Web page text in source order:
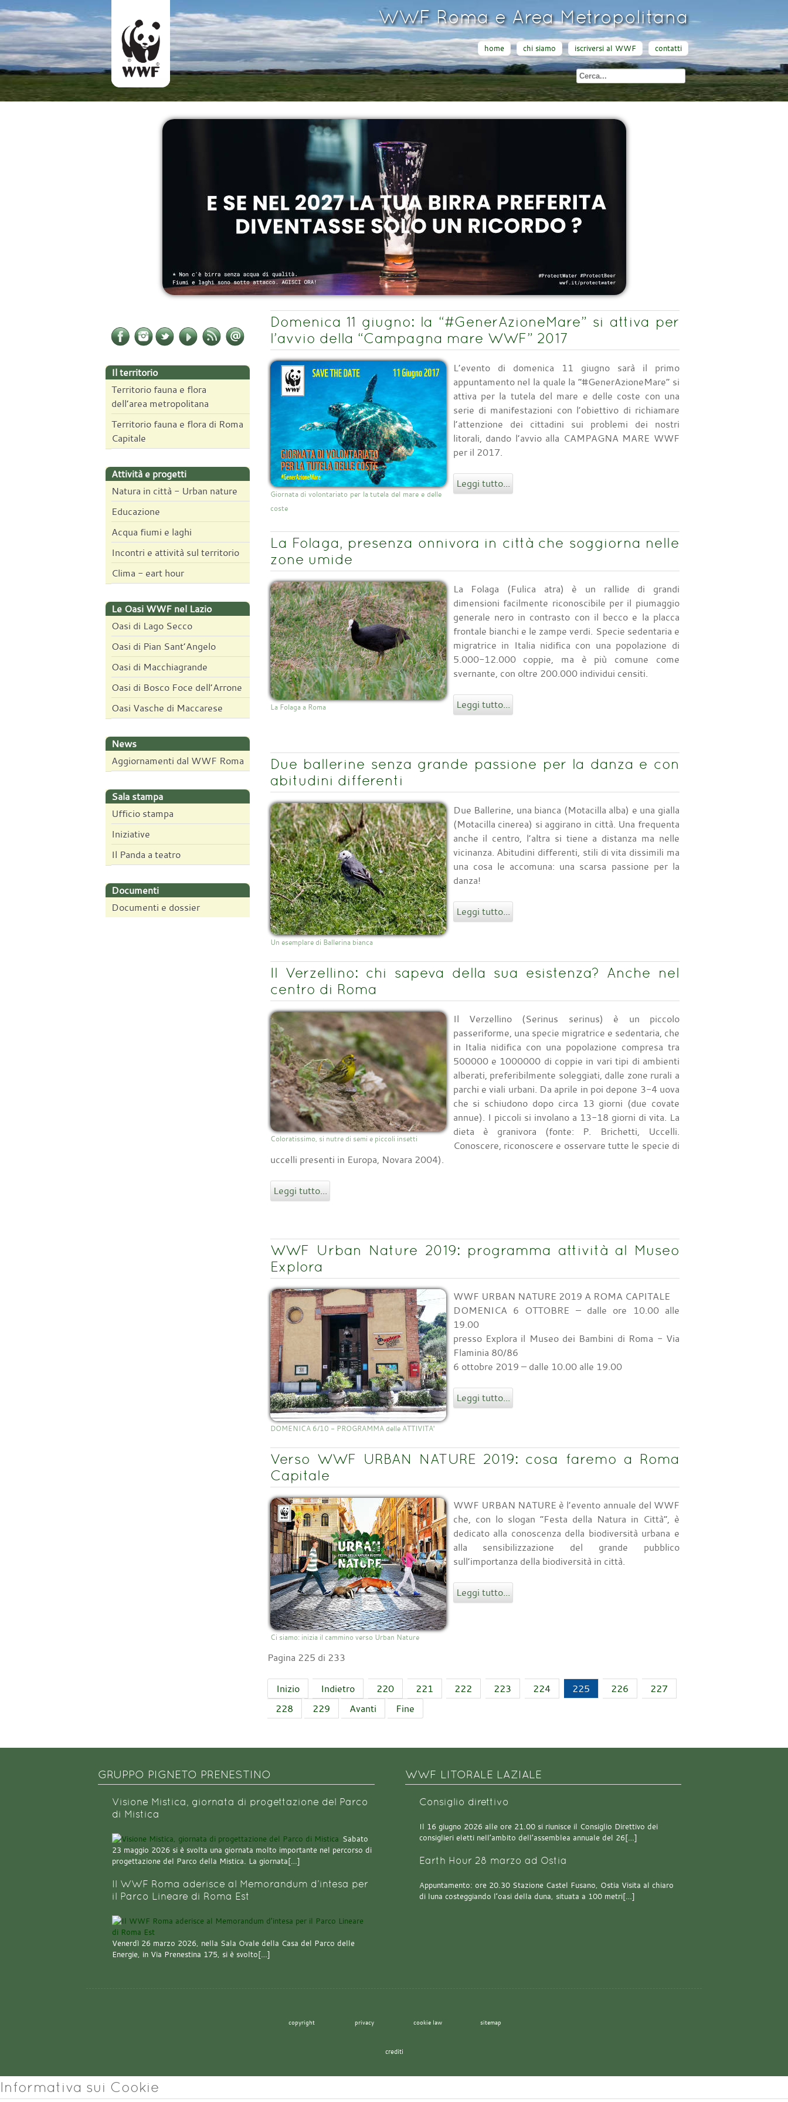
WWF Roma e Area Metropolitana
home chi siamo iscriversi al WWF contatti
Il territorio
Territorio fauna e flora
dell’area metropolitana
Territorio fauna e flora di Roma
Capitale
Attività e progetti
Natura in città - Urban nature
Educazione
Acqua fiumi e laghi
Incontri e attività sul territorio
Clima - eart hour
Le Oasi WWF nel Lazio
Oasi di Lago Secco
Oasi di Pian Sant’Angelo
Oasi di Macchiagrande
Oasi di Bosco Foce dell’Arrone
Oasi Vasche di Maccarese
News
Aggiornamenti dal WWF Roma
Sala stampa
Ufficio stampa
Iniziative
Il Panda a teatro
Documenti
Documenti e dossier
Domenica 11 giugno: la “#GenerAzioneMare” si attiva per
l’avvio della “Campagna mare WWF” 2017
Giornata di volontariato per la tutela del mare e delle
coste
L’evento di domenica 11 giugno sarà il primo
appuntamento nel la quale la “#GenerAzioneMare” si
attiva per la tutela del mare e delle coste con una
serie di manifestazioni con l’obiettivo di richiamare
l’attenzione dei cittadini sui problemi dei nostri
litorali, dando l’avvio alla CAMPAGNA MARE WWF
per il 2017.
Leggi tutto...
La Folaga, presenza onnivora in città che soggiorna nelle
zone umide
La Folaga a Roma
La Folaga (Fulica atra) è un rallide di grandi
dimensioni facilmente riconoscibile per il piumaggio
generale nero in contrasto con il becco e la placca
frontale bianchi e le zampe verdi. Specie sedentaria e
migratrice in Italia nidifica con una popolazione di
5.000-12.000 coppie, ma è più comune come
svernante, con oltre 200.000 individui censiti.
Leggi tutto...
Due ballerine senza grande passione per la danza e con
abitudini differenti
Un esemplare di Ballerina bianca
Due Ballerine, una bianca (Motacilla alba) e una gialla
(Motacilla cinerea) si aggirano in città. Una frequenta
anche il centro, l’altra si tiene a distanza ma nelle
vicinanza. Abitudini differenti, stili di vita dissimili ma
una cosa le accomuna: una scarsa passione per la
danza!
Leggi tutto...
Il Verzellino: chi sapeva della sua esistenza? Anche nel
centro di Roma
Coloratissimo, si nutre di semi e piccoli insetti
Il Verzellino (Serinus serinus) è un piccolo
passeriforme, una specie migratrice e sedentaria, che
in Italia nidifica con una popolazione compresa tra
500000 e 1000000 di coppie in vari tipi di ambienti
alberati, preferibilmente soleggiati, dalle zone rurali a
parchi e viali urbani. Da aprile in poi depone 3-4 uova
che si schiudono dopo circa 13 giorni (due covate
annue). I piccoli si involano a 13-18 giorni di vita. La
dieta è granivora (fonte: P. Brichetti, Uccelli.
Conoscere, riconoscere e osservare tutte le specie di
uccelli presenti in Europa, Novara 2004).
Leggi tutto...
WWF Urban Nature 2019: programma attività al Museo
Explora
DOMENICA 6/10 - PROGRAMMA delle ATTIVITA'
WWF URBAN NATURE 2019 A ROMA CAPITALE
DOMENICA 6 OTTOBRE – dalle ore 10.00 alle
19.00
presso Explora il Museo dei Bambini di Roma - Via
Flaminia 80/86
6 ottobre 2019 – dalle 10.00 alle 19.00
Leggi tutto...
Verso WWF URBAN NATURE 2019: cosa faremo a Roma
Capitale
Ci siamo: inizia il cammino verso Urban Nature
WWF URBAN NATURE è l’evento annuale del WWF
che, con lo slogan “Festa della Natura in Città”, è
dedicato alla conoscenza della biodiversità urbana e
alla sensibilizzazione del grande pubblico
sull’importanza della biodiversità in città.
Leggi tutto...
Pagina 225 di 233
Inizio Indietro 220 221 222 223 224 225 226
227
228
229 Avanti Fine
GRUPPO PIGNETO PRENESTINO
Visione Mistica, giornata di progettazione del Parco
di Mistica
Sabato
23 maggio 2026 si è svolta una giornata molto importante nel percorso di
progettazione del Parco della Mistica. La giornata[…]
Il WWF Roma aderisce al Memorandum d’intesa per
il Parco Lineare di Roma Est
Venerdì 26 marzo 2026, nella Sala Ovale della Casa del Parco delle
Energie, in Via Prenestina 175, si è svolto[…]
WWF LITORALE LAZIALE
Consiglio direttivo
Il 16 giugno 2026 alle ore 21.00 si riunisce il Consiglio Direttivo dei
consiglieri eletti nell’ambito dell’assemblea annuale del 26[…]
Earth Hour 28 marzo ad Ostia
Appuntamento: ore 20.30 Stazione Castel Fusano, Ostia Visita al chiaro
di luna costeggiando l’oasi della duna, situata a 100 metri[…]
copyright privacy cookie law sitemap
crediti
Informativa sui Cookie